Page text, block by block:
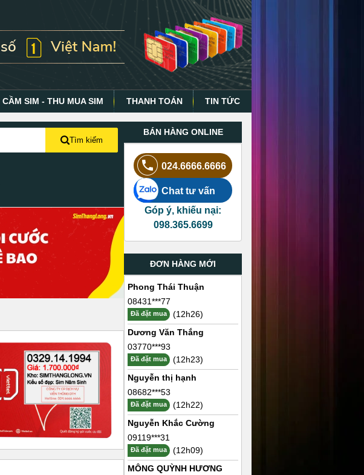
CẦM SIM - THU MUA SIM THANH TOÁN TIN TỨC
Tìm kiếm
BÁN HÀNG ONLINE
024.6666.6666
Chat tư vấn
Góp ý, khiếu nại:
098.365.6699
ĐƠN HÀNG MỚI
Phong Thái Thuận
08431***77
Đã đặt mua
(12h26)
Dương Văn Thắng
03770***93
Đã đặt mua
(12h23)
Nguyễn thị hạnh
08682***53
Đã đặt mua
(12h22)
Nguyễn Khắc Cường
09119***31
Đã đặt mua
(12h09)
MÔNG QUỲNH HƯƠNG